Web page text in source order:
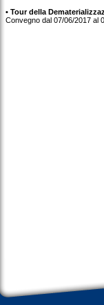
• Tour della
Convegno dal 07/06/2017 al